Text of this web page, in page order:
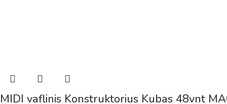
MIDI vaflinis Konstruktorius Kubas 48vnt